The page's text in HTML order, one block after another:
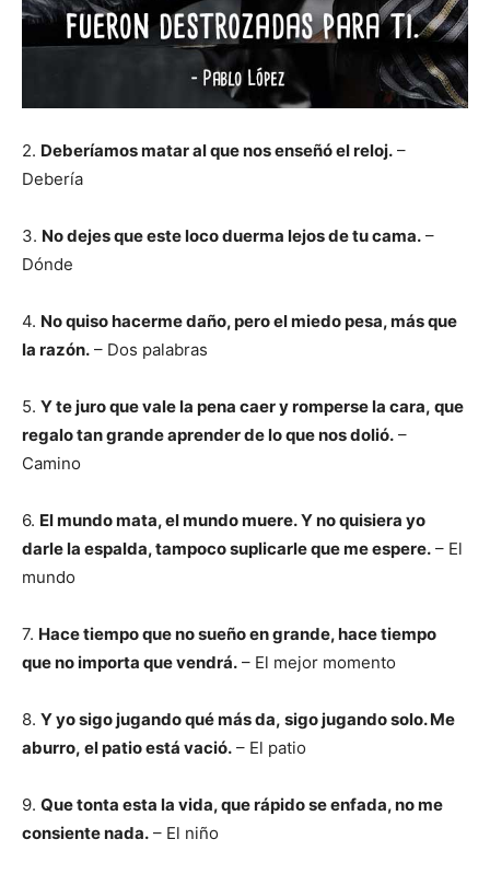
2. Deberíamos matar al que nos enseñó el reloj. –
Debería
3. No dejes que este loco duerma lejos de tu cama. –
Dónde
4. No quiso hacerme daño, pero el miedo pesa, más que
la razón. – Dos palabras
5. Y te juro que vale la pena caer y romperse la cara, que
regalo tan grande aprender de lo que nos dolió. –
Camino
6. El mundo mata, el mundo muere. Y no quisiera yo
darle la espalda, tampoco suplicarle que me espere. – El
mundo
7. Hace tiempo que no sueño en grande, hace tiempo
que no importa que vendrá. – El mejor momento
8. Y yo sigo jugando qué más da, sigo jugando solo. Me
aburro, el patio está vació. – El patio
9. Que tonta esta la vida, que rápido se enfada, no me
consiente nada. – El niño